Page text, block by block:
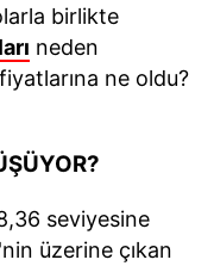
birlikte
neden
ne oldu?
seviyesine
üzerine çıkan